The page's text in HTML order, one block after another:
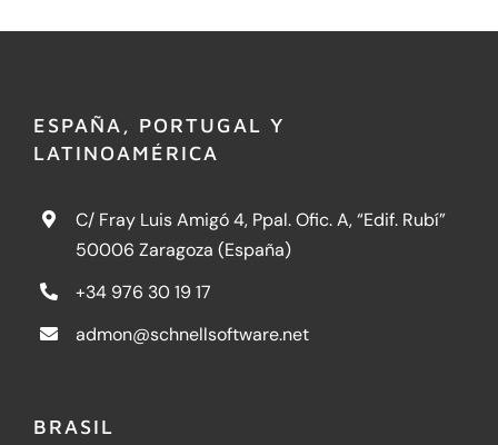
ESPAÑA, PORTUGAL Y
LATINOAMÉRICA
C/ Fray Luis Amigó 4, Ppal. Ofic. A, “Edif. Rubí”
50006 Zaragoza (España)
+34 976 30 19 17
admon@schnellsoftware.net
BRASIL